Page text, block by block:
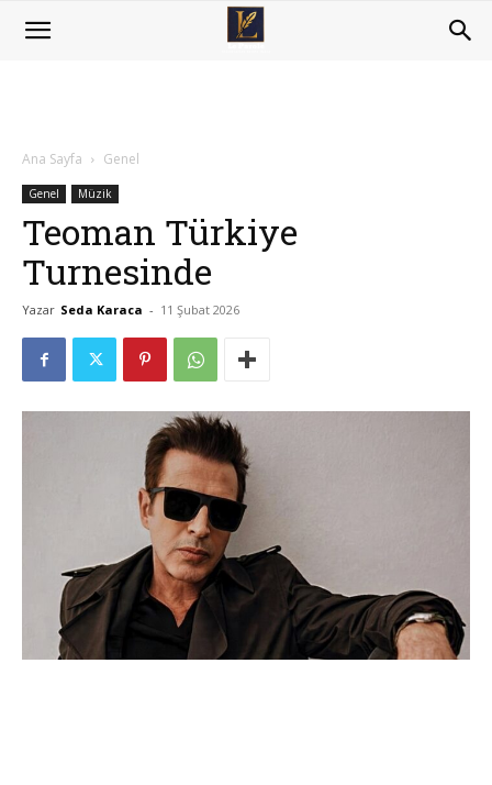
Ana Sayfa Genel
Genel Müzik
Teoman Türkiye
Turnesinde
Yazar Seda Karaca - 11 Şubat 2026